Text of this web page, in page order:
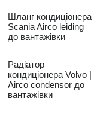
Шланг кондиціонера
Scania Airco leiding
до вантажівки
Радіатор
кондиціонера Volvo |
Airco condensor до
вантажівки